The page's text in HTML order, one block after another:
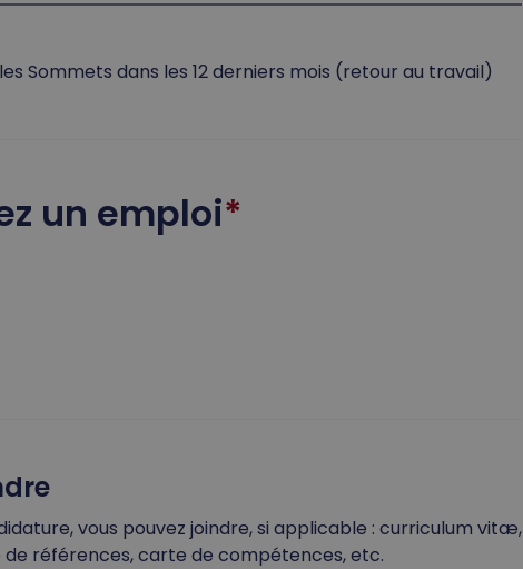
Sommets dans les 12 derniers mois (retour au travail)
un emploi
vous pouvez joindre, si applicable : curriculum vitæ,
références, carte de compétences, etc.